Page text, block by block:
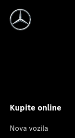
Kupite online
Nova vozila